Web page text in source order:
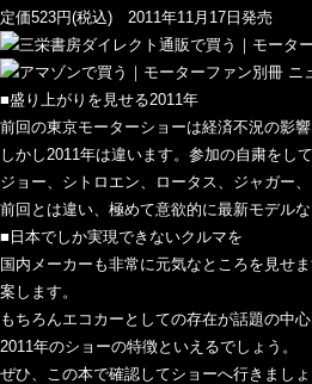
定価523円(税込) 2011年11月17日発売
■盛り上がりを見せる2011年
前回の東京モーターショーは経済不況の影
しかし2011年は違います。参加の自粛をし
ジョー、シトロエン、ロータス、ジャガー
前回とは違い、極めて意欲的に最新モデルな
■日本でしか実現できないクルマを
国内メーカーも非常に元気なところを見せ
案します。
もちろんエコカーとしての存在が話題の中
2011年のショーの特徴といえるでしょう。
ぜひ、この本で確認してショーへ行きましょ